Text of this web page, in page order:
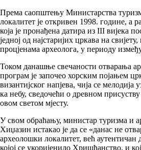
Према саопштењу Министарства
локалитет је откривен 1998. године, а
која је пронађена датира из III вијека
једној од најстаријих цркава на
процјенама археолога, у периоду
Током данашње свечаности отварања
програм је започео хорским појањем
византијског напјева, чија се мелодија
ка небу, сведочећи о древном
овом светом мјесту.
У свом обраћању, министар туризма и
Хиџазин истакао је да се «данас не
археолошки локалитет, већ аутентичан
којој се укоријенило Хришћанство, и